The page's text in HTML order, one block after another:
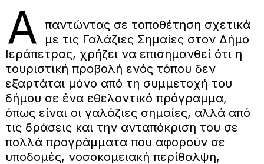
Α παντώντας σε τοποθέτηση σχετικά
με τις Γαλάζιες Σημαίες στον Δήμο
Ιεράπετρας, χρήζει να επισημανθεί ότι η
τουριστική προβολή ενός τόπου δεν
εξαρτάται μόνο από τη συμμετοχή του
δήμου σε ένα εθελοντικό πρόγραμμα,
όπως είναι οι γαλάζιες σημαίες, αλλά από
τις δράσεις και την ανταπόκριση του σε
πολλά προγράμματα που αφορούν σε
υποδομές, νοσοκομειακή περίθαλψη,